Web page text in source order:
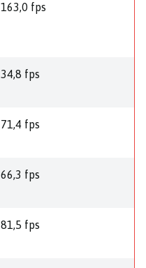
163,0 fps
34,8 fps
71,4 fps
66,3 fps
81,5 fps